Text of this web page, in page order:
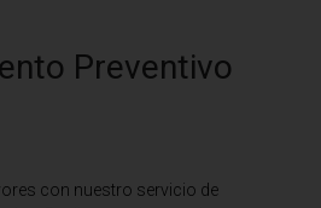
Preventivo
con nuestro servicio de